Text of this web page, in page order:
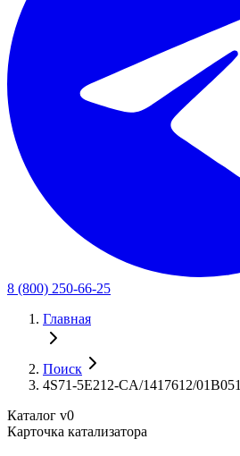
8 (800) 250-66-25
Главная
Поиск
4S71-5E212-CA/1417612/01B051
Каталог v0
Карточка катализатора